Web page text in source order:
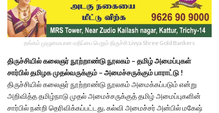
தங்கம் முழுமையான மதிப்பை பெறும் திருச்சி Livya Shree Gold Bankers
திருச்சியில் கலைஞர் நூற்றாண்டு நூலகம் – தமிழ் அமைப்புகள்
சார்பில் தமிழக முதல்வருக்கும் – அமைச்சருக்கும் பாராட்டு !
திருச்சியில் கலைஞர் நூற்றாண்டு நூலகம் அமைக்கப்படும் என்று
அறிவித்த தமிழ்நாடு முதல் அமைச்சருக்குத் தமிழ் அமைப்புகளின்
சார்பில் நன்றி தெரிவிக்கப்பட்டது. கல்வி அமைச்சர் அன்பில் மகேஷ்